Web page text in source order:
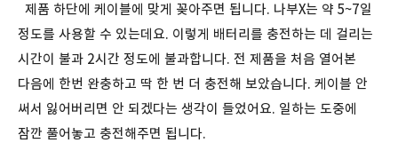
제품 하단에 케이블에 맞게 꽂아주면 됩니다. 나부X는 약 5~7일
정도를 사용할 수 있는데요. 이렇게 배터리를 충전하는 데 걸리는
시간이 불과 2시간 정도에 불과합니다. 전 제품을 처음 열어본
다음에 한번 완충하고 딱 한 번 더 충전해 보았습니다. 케이블 안
써서 잃어버리면 안 되겠다는 생각이 들었어요. 일하는 도중에
잠깐 풀어놓고 충전해주면 됩니다.